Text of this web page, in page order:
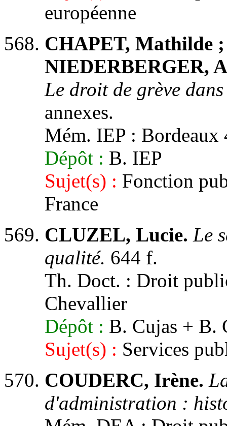
européenne
CHAPET, Mathilde
NIEDERBERGER,
Le droit de grève
annexes.
Mém. IEP :
Dépôt : B. IEP
Sujet(s) : Fonction
France
CLUZEL, Lucie. Le
qualité. 644 f.
Th. Doct. : Droit
Chevallier
Dépôt : B. Cujas + B.
Sujet(s) : Services
COUDERC, Irène.
d'administration :